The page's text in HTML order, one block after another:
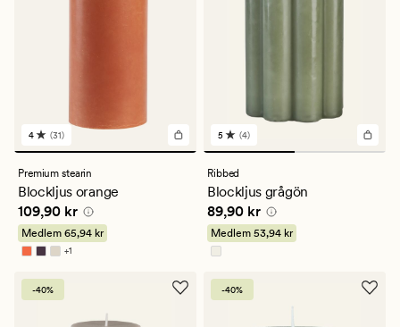
31
omdömen
med
ett
genomsnittligt
betyg
på
4
4 (31)
Premium stearin
Blockljus orange
Pris 109,90 kr
109,90 kr
Medlem 65,94 kr
+1Finns i fler färger
4
omdömen
med
ett
genomsnittligt
betyg
på
5
5 (4)
Ribbed
Blockljus grågön
Pris 89,90 kr
89,90 kr
Medlem 53,94 kr
-40% -40%